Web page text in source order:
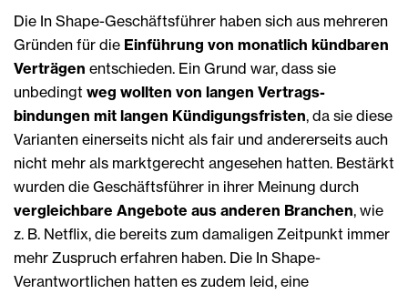
Die In Shape-Geschäftsführer haben sich aus mehreren
Gründen für die Einführung von monatlich kündbaren
Verträgen entschieden. Ein Grund war, dass sie
unbedingt weg wollten von langen Vertrags­
bindungen mit langen Kündigungsfristen, da sie diese
Varianten einerseits nicht als fair und andererseits auch
nicht mehr als marktgerecht angesehen hatten. Bestärkt
wurden die Geschäftsführer in ihrer Meinung durch
vergleichbare Angebote aus anderen Branchen, wie
z. B. Netflix, die bereits zum damaligen Zeitpunkt immer
mehr Zuspruch erfahren haben. Die In Shape-
Verantwortlichen hatten es zudem leid, eine